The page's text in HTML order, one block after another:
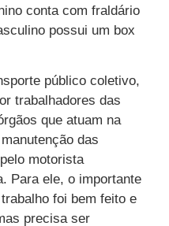
conta com fraldário
possui um box
público coletivo,
trabalhadores das
que atuam na
das
motorista
Para ele, o importante
foi bem feito e
precisa ser